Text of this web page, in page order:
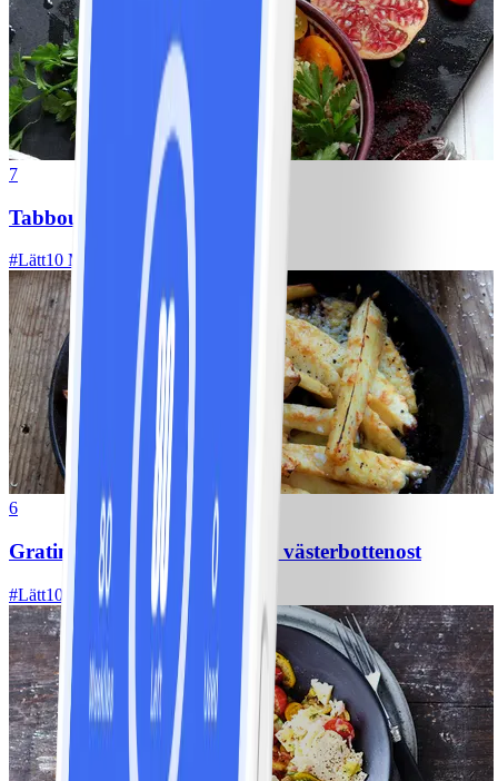
7
Tabbouleh
#Lätt10 MIN
6
Gratinerad palsternacka med västerbottenost
#Lätt10 MIN